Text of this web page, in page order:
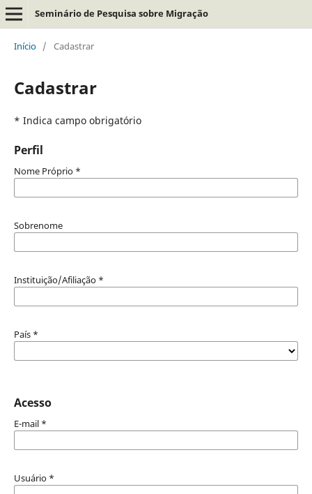
Seminário de Pesquisa sobre Migração
Início / Cadastrar
Cadastrar
* Indica campo obrigatório
Perfil
Nome Próprio *
Sobrenome
Instituição/Afiliação *
País *
Acesso
E-mail *
Usuário *